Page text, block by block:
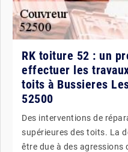
RK toiture 52 : un
effectuer les
toits à Bussieres
52500
Des interventions de
supérieures des toits. La
être due à des agressions